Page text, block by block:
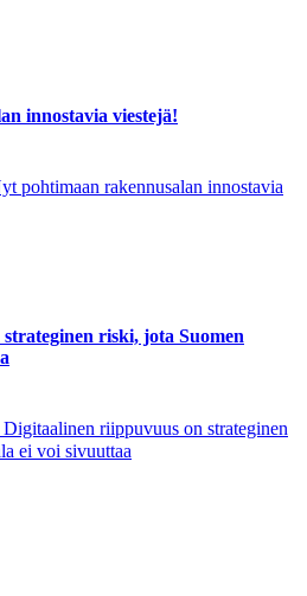
innostavia viestejä!
pohtimaan rakennusalan innostavia
riski, jota Suomen
riippuvuus on strateginen
ei voi sivuuttaa